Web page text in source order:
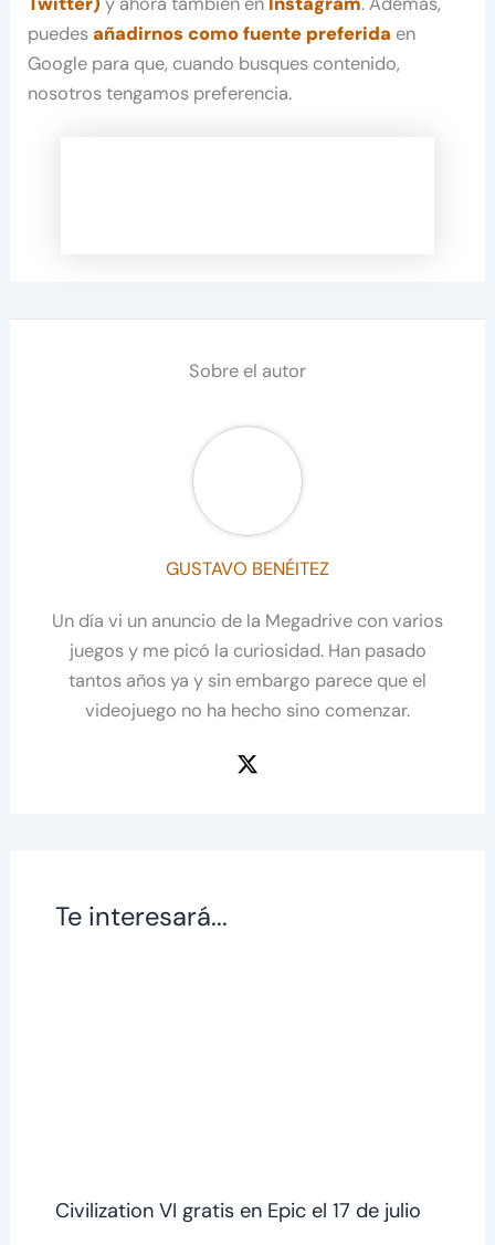
puedesañadirnos como fuente preferida en
Google para que, cuando busques contenido,
nosotros tengamos preferencia.
Sobre el autor
GUSTAVO BENÉITEZ
Un día vi un anuncio de la Megadrive con varios
juegos y me picó la curiosidad. Han pasado
tantos años ya y sin embargo parece que el
videojuego no ha hecho sino comenzar.
Te interesará...
Civilization VI gratis en Epic el 17 de julio